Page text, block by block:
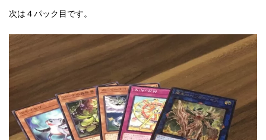
次は４パック目です。